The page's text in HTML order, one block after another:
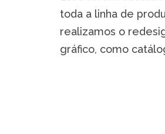
toda a linha de
realizamos o
gráfico, como